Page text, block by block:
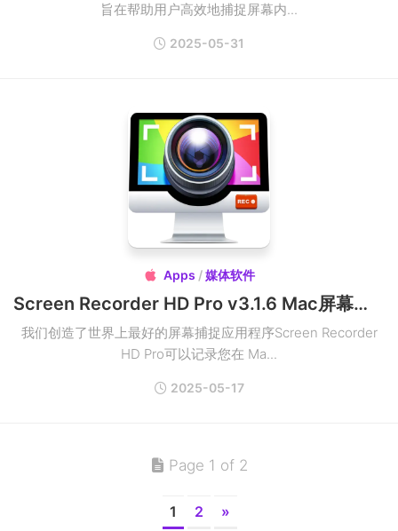
旨在帮助用户高效地捕捉屏幕内...
2025-05-31
 Apps /媒体软件
Screen Recorder HD Pro v3.1.6 Mac屏幕截图和录像工具
我们创造了世界上最好的屏幕捕捉应用程序Screen Recorder
HD Pro可以记录您在 Ma...
2025-05-17
Page 1 of 2
1 2 »